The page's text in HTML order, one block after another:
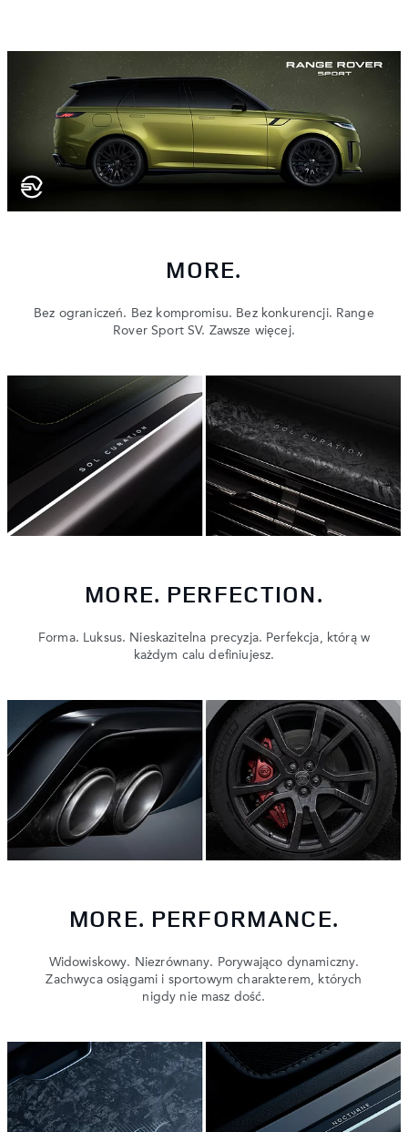
MORE.
Bez ograniczeń. Bez kompromisu. Bez konkurencji. Range
Rover Sport SV. Zawsze więcej.
MORE. PERFECTION.
Forma. Luksus. Nieskazitelna precyzja. Perfekcja, którą w
każdym calu definiujesz.
MORE. PERFORMANCE.
Widowiskowy. Niezrównany. Porywająco dynamiczny.
Zachwyca osiągami i sportowym charakterem, których
nigdy nie masz dość.